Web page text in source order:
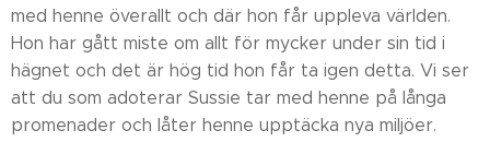
med henne överallt och där hon får uppleva världen.
Hon har gått miste om allt för mycker under sin tid i
hägnet och det är hög tid hon får ta igen detta. Vi ser
att du som adoterar Sussie tar med henne på långa
promenader och låter henne upptäcka nya miljöer.